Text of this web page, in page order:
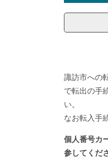
諏訪市への
で転出の手
い。
なお転入手
個人番号カ
参してくだ